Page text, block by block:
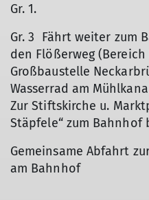
Gr. 1.
Gr. 3 Fährt weiter zum
den Flößerweg
Großbaustelle
Wasserrad am
Zur Stiftskirche u.
Stäpfele“ zum
Gemeinsame Abfahrt
am Bahnhof